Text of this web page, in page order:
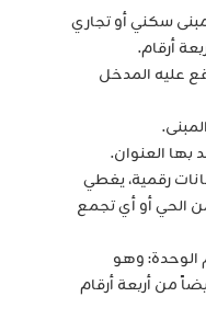
سكني أو تجاري
أرقام.
عليه المدخل
بها العنوان.
رقمية، يغطي
الحي أو أي تجمع
الوحدة: وهو
من أربعة أرقام